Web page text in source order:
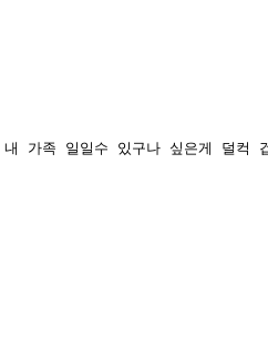
가족 일일수 있구나 싶은게 덜컥